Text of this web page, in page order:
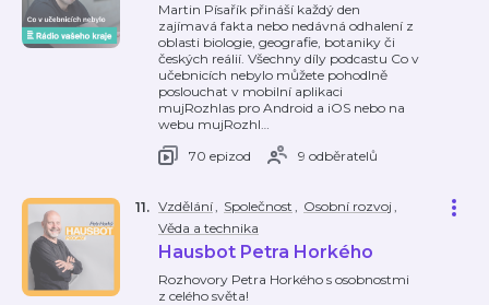
Martin Písařík přináší každý den
zajímavá fakta nebo nedávná odhalení z
oblasti biologie, geografie, botaniky či
českých reálií. Všechny díly podcastu Co v
učebnicích nebylo můžete pohodlně
poslouchat v mobilní aplikaci
mujRozhlas pro Android a iOS nebo na
webu mujRozhl…
70 epizod
9 odběratelů
Vzdělání, Společnost , Osobní rozvoj ,
Věda a technika
Hausbot Petra Horkého
Rozhovory Petra Horkého s osobnostmi
z celého světa!
11.